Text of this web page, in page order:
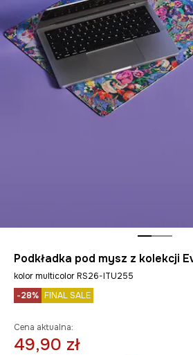
Podkładka pod mysz z kolekcji
kolor multicolor RS26-ITU255
-28% FINAL SALE
Cena aktualna:
49,90 zł